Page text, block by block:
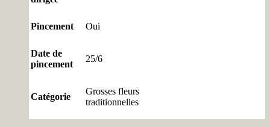
Pincement Oui
Date de
pincement
25/6
Catégorie
Grosses fleurs
traditionnelles